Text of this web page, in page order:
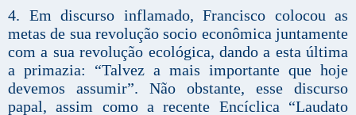
4. Em discurso inflamado, Francisco colocou as
metas de sua revolução socio econômica juntamente
com a sua revolução ecológica, dando a esta última
a primazia: “Talvez a mais importante que hoje
devemos assumir”. Não obstante, esse discurso
papal, assim como a recente Encíclica “Laudato